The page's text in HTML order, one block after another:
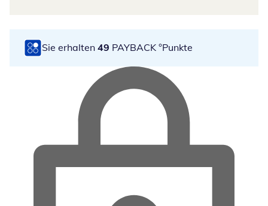
Sie erhalten 49 PAYBACK °Punkte